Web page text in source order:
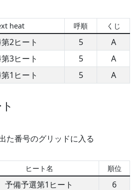
heat 呼順 くじ
2ヒート 5
A
3ヒート 5
A
1ヒート 5 A
た番号のグリッドに入る
ヒート名 順位
予備予選第1ヒート 6